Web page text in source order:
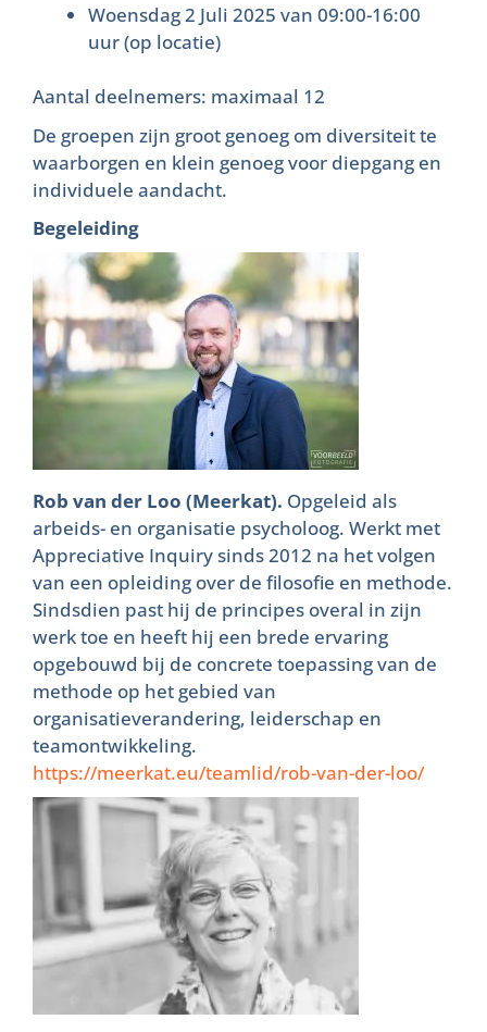
Woensdag 2 Juli 2025 van 09:00-16:00
uur (op locatie)
Aantal deelnemers: maximaal 12
De groepen zijn groot genoeg om diversiteit te
waarborgen en klein genoeg voor diepgang en
individuele aandacht.
Begeleiding
Rob van der Loo (Meerkat). Opgeleid als
arbeids- en organisatie psycholoog. Werkt met
Appreciative Inquiry sinds 2012 na het volgen
van een opleiding over de filosofie en methode.
Sindsdien past hij de principes overal in zijn
werk toe en heeft hij een brede ervaring
opgebouwd bij de concrete toepassing van de
methode op het gebied van
organisatieverandering, leiderschap en
teamontwikkeling.
https://meerkat.eu/teamlid/rob-van-der-loo/